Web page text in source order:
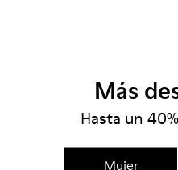
Más
Hasta un
Mujer